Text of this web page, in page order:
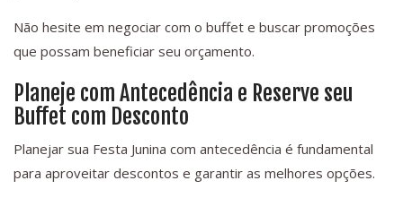
Não hesite em negociar com o buffet e buscar promoções
que possam beneficiar seu orçamento.
Planeje com Antecedência e Reserve seu
Buffet com Desconto
Planejar sua Festa Junina com antecedência é fundamental
para aproveitar descontos e garantir as melhores opções.